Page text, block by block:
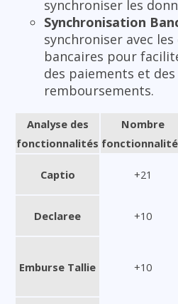
synchroniser les
Synchronisation
synchroniser avec
bancaires pour
des paiements et des
remboursements.
Analyse des
fonctionnalités
Nombre
Captio +21
Declaree +10
Emburse Tallie +10